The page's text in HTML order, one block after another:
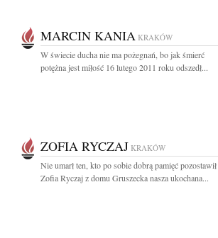
MARCIN KANIA KRAKÓW
W świecie ducha nie ma pożegnań, bo jak śmierć
potężna jest miłość 16 lutego 2011 roku odszedł...
ZOFIA RYCZAJ KRAKÓW
Nie umarł ten, kto po sobie dobrą pamięć pozostawił
Zofia Ryczaj z domu Gruszecka nasza ukochana...